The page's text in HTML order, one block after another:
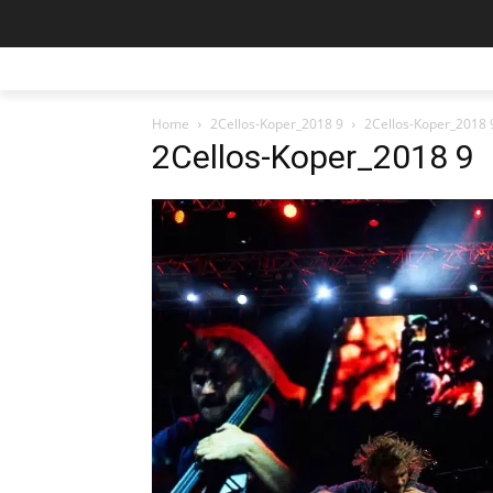
Home 2Cellos-Koper_2018 9 2Cellos-Koper_2018
2Cellos-Koper_2018 9